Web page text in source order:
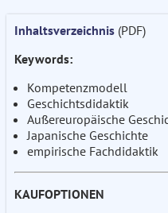
Inhaltsverzeichnis (PDF)
Keywords:
Kompetenzmodell
Geschichtsdidaktik
Außereuropäische
Japanische Geschichte
empirische Fachdidaktik
KAUFOPTIONEN